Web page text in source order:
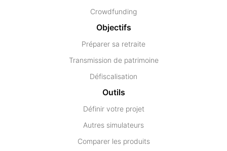
Crowdfunding
Objectifs
Préparer sa retraite
Transmission de patrimoine
Défiscalisation
Outils
Définir votre projet
Autres simulateurs
Comparer les produits